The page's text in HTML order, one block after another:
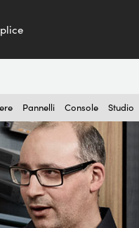
Pannelli Console Studio